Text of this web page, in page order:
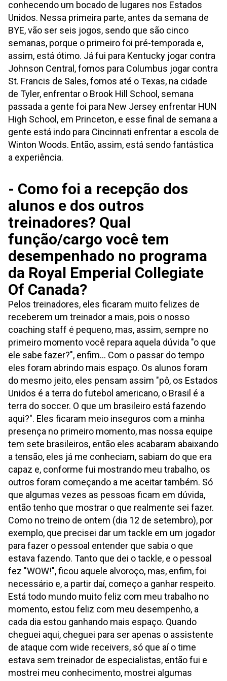
conhecendo um bocado de lugares nos Estados
Unidos. Nessa primeira parte, antes da semana de
BYE, vão ser seis jogos, sendo que são cinco
semanas, porque o primeiro foi pré-temporada e,
assim, está ótimo. Já fui para Kentucky jogar contra
Johnson Central, fomos para Columbus jogar contra
St. Francis de Sales, fomos até o Texas, na cidade
de Tyler, enfrentar o Brook Hill School, semana
passada a gente foi para New Jersey enfrentar HUN
High School, em Princeton, e esse final de semana a
gente está indo para Cincinnati enfrentar a escola de
Winton Woods. Então, assim, está sendo fantástica
a experiência.
- Como foi a recepção dos
alunos e dos outros
treinadores? Qual
função/cargo você tem
desempenhado no programa
da Royal Emperial Collegiate
Of Canada?
Pelos treinadores, eles ficaram muito felizes de
receberem um treinador a mais, pois o nosso
coaching staff é pequeno, mas, assim, sempre no
primeiro momento você repara aquela dúvida "o que
ele sabe fazer?", enfim... Com o passar do tempo
eles foram abrindo mais espaço. Os alunos foram
do mesmo jeito, eles pensam assim "pô, os Estados
Unidos é a terra do futebol americano, o Brasil é a
terra do soccer. O que um brasileiro está fazendo
aqui?". Eles ficaram meio inseguros com a minha
presença no primeiro momento, mas nossa equipe
tem sete brasileiros, então eles acabaram abaixando
a tensão, eles já me conheciam, sabiam do que era
capaz e, conforme fui mostrando meu trabalho, os
outros foram começando a me aceitar também. Só
que algumas vezes as pessoas ficam em dúvida,
então tenho que mostrar o que realmente sei fazer.
Como no treino de ontem (dia 12 de setembro), por
exemplo, que precisei dar um tackle em um jogador
para fazer o pessoal entender que sabia o que
estava fazendo. Tanto que dei o tackle, e o pessoal
fez "WOW!", ficou aquele alvoroço, mas, enfim, foi
necessário e, a partir daí, começo a ganhar respeito.
Está todo mundo muito feliz com meu trabalho no
momento, estou feliz com meu desempenho, a
cada dia estou ganhando mais espaço. Quando
cheguei aqui, cheguei para ser apenas o assistente
de ataque com wide receivers, só que aí o time
estava sem treinador de especialistas, então fui e
mostrei meu conhecimento, mostrei algumas